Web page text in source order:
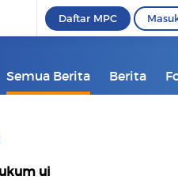
Daftar MPC
Semua Berita Berita
ui